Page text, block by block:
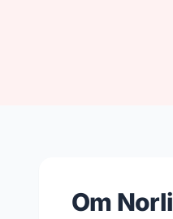
Om Norli